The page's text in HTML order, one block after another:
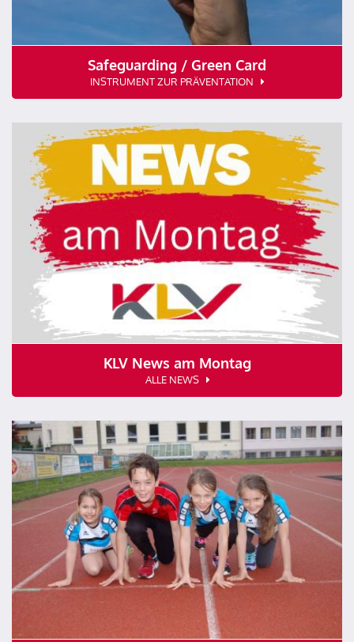
Safeguarding / Green Card
INSTRUMENT ZUR PRÄVENTATION
KLV News am Montag
ALLE NEWS